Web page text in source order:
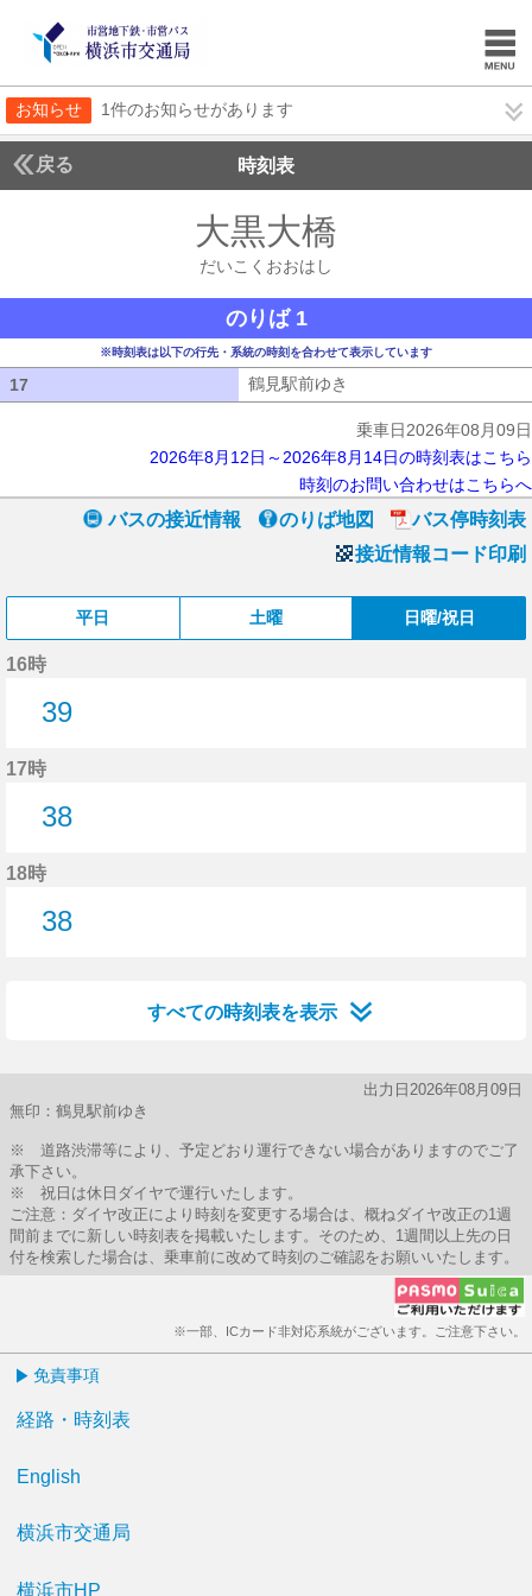
お知らせ 1件のお知らせがあります
戻る 時刻表
大黒大橋
だいこくおおはし
のりば 1
※時刻表は以下の行先・系統の時刻を合わせて表示しています
17 鶴見駅前ゆき
乗車日2026年08月09日
2026年8月12日～2026年8月14日の時刻表はこちら
時刻のお問い合わせはこちらへ
バスの接近情報 のりば地図
バス停時刻表
接近情報コード印刷
平日 土曜 日曜/祝日
16時
39
17時
38
18時
38
すべての時刻表を表示
出力日2026年08月09日
無印：鶴見駅前ゆき
※ 道路渋滞等により、予定どおり運行できない場合がありますのでご了
承下さい。
※ 祝日は休日ダイヤで運行いたします。
ご注意：ダイヤ改正により時刻を変更する場合は、概ねダイヤ改正の1週
間前までに新しい時刻表を掲載いたします。そのため、1週間以上先の日
付を検索した場合は、乗車前に改めて時刻のご確認をお願いいたします。
※一部、ICカード非対応系統がございます。ご注意下さい。
免責事項
経路・時刻表
English
横浜市交通局
横浜市HP